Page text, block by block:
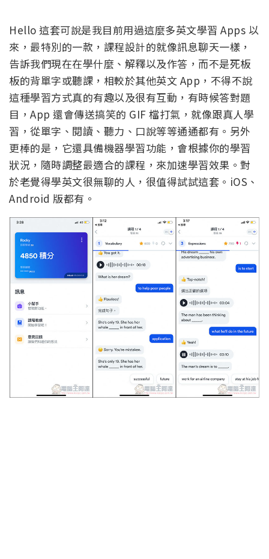
Hello 這套可說是我目前用過這麼多英文學習 Apps 以
來，最特別的一款，課程設計的就像訊息聊天一樣，
告訴我們現在在學什麼、解釋以及作答，而不是死板
板的背單字或聽課，相較於其他英文 App，不得不說
這種學習方式真的有趣以及很有互動，有時候答對題
目，App 還會傳送搞笑的 GIF 檔打氣，就像跟真人學
習，從單字、閱讀、聽力、口說等等通通都有。另外
更棒的是，它還具備機器學習功能，會根據你的學習
狀況，隨時調整最適合的課程，來加速學習效果。對
於老覺得學英文很無聊的人，很值得試試這套。iOS、
Android 版都有。